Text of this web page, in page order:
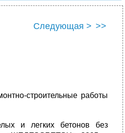
Следующая > >>
строительные работы
и легких бетонов без